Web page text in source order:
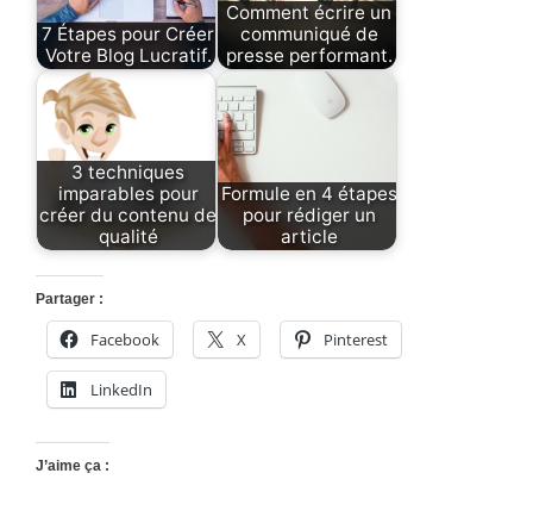
7 Étapes pour Créer
Votre Blog Lucratif.
Comment écrire un
communiqué de
presse performant.
3 techniques
imparables pour
créer du contenu de
qualité
Formule en 4 étapes
pour rédiger un
article
Partager :
Facebook X Pinterest
LinkedIn
J’aime ça :